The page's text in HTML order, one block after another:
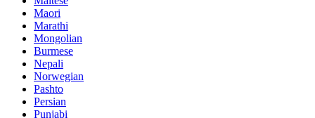
Maori
Marathi
Mongolian
Burmese
Nepali
Norwegian
Pashto
Persian
Punjabi